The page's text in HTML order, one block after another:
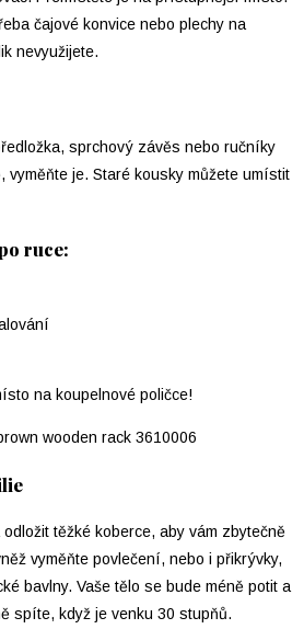
čajové konvice nebo plechy na
nevyužijete.
sprchový závěs nebo ručníky
vyměňte je. Staré kousky můžete umístit
ruce:
na koupelnové poličce!
těžké koberce, aby vám zbytečně
vyměňte povlečení, nebo i přikrývky,
bavlny. Vaše tělo se bude méně potit a
spíte, když je venku 30 stupňů.